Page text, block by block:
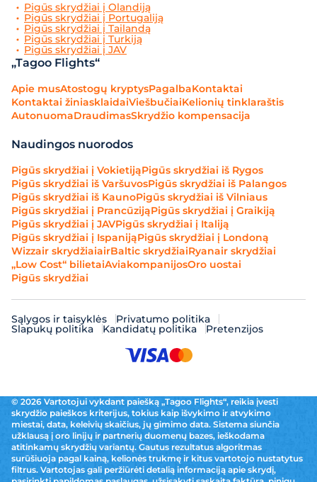
Pigūs skrydžiai į Olandiją
Pigūs skrydžiai į Portugaliją
Pigūs skrydžiai į Tailandą
Pigūs skrydžiai į Turkiją
Pigūs skrydžiai į JAV
„Tagoo Flights“
Apie musAtostogų kryptysPagalbaKontaktai
Kontaktai žiniasklaidaiViešbučiaiKelionių tinklaraštis
AutonuomaDraudimasSkrydžio kompensacija
Naudingos nuorodos
Pigūs skrydžiai į VokietijąPigūs skrydžiai iš Rygos
Pigūs skrydžiai iš VaršuvosPigūs skrydžiai iš Palangos
Pigūs skrydžiai iš KaunoPigūs skrydžiai iš Vilniaus
Pigūs skrydžiai į PrancūzijąPigūs skrydžiai į Graikiją
Pigūs skrydžiai į JAVPigūs skrydžiai į Italiją
Pigūs skrydžiai į IspanijąPigūs skrydžiai į Londoną
Wizzair skrydžiaiairBaltic skrydžiaiRyanair skrydžiai
„Low Cost“ bilietaiAviakompanijosOro uostai
Pigūs skrydžiai
Sąlygos ir taisyklės Privatumo politika
Slapukų politika Kandidatų politika Pretenzijos
© 2026 Vartotojui vykdant paiešką „Tagoo Flights“, reikia įvesti
skrydžio paieškos kriterijus, tokius kaip išvykimo ir atvykimo
miestai, data, keleivių skaičius, jų gimimo data. Sistema siunčia
užklausą į oro linijų ir partnerių duomenų bazes, ieškodama
atitinkamų skrydžių variantų. Gautus rezultatus algoritmas
surūšiuoja pagal kainą, kelionės trukmę ir kitus vartotojo nustatytus
filtrus. Vartotojas gali peržiūrėti detalią informaciją apie skrydį,